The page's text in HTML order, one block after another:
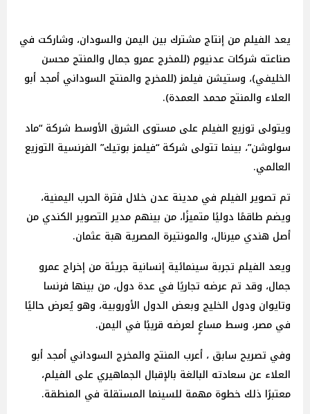
يعد الفيلم من إنتاج مشترك بين اليمن والسودان، وشاركت في
صناعته شركات عدنيوم (للمخرج عمرو جمال والمنتج محسن
الخليفي)، وستيشن فيلمز (للمخرج والمنتج السوداني أمجد أبو
العلاء والمنتج محمد العمدة).
ويتولى توزيع الفيلم على مستوى الشرق الأوسط شركة “ماد
سولوشن”، بينما تتولى شركة “فيلمز بوتيك” الفرنسية التوزيع
العالمي.
تم تصوير الفيلم في مدينة عدن خلال فترة الحرب اليمنية،
ويضم طاقمًا دوليًا متميزًا، من بينهم مدير التصوير الكندي من
أصل هندي ميرنال، والمونتيرة المصرية هبة عثمان.
ويعد الفيلم تجربة سينمائية إنسانية جريئة من إخراج عمرو
جمال، وقد تم عرضه تجاريًا في عدة دول، من بينها فرنسا
وتايوان ودول الخليج وبعض الدول الأوروبية، وهو يُعرض حاليًا
في مصر، وسط مساعٍ لعرضه قريبًا في اليمن.
وفي تصريح سابق ، أعرب المنتج والمخرج السوداني أمجد أبو
العلاء عن سعادته البالغة بالإقبال الجماهيري على الفيلم،
معتبرًا ذلك خطوة مهمة للسينما المستقلة في المنطقة.